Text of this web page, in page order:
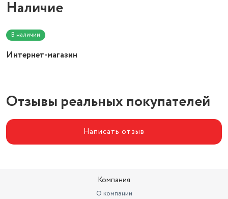
Наличие
Интернет-магазин
В наличии
Отзывы реальных покупателей
Написать отзыв
Компания
О компании